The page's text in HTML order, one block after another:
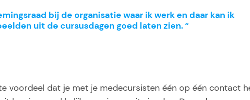
bij de organisatie waar ik werk en daar kan ik
uit de cursusdagen goed laten zien. “
voordeel dat je met je medecursisten één op één contact